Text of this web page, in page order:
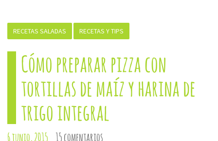
RECETAS SALADAS RECETAS Y TIPS
Cómo preparar pizza con
tortillas de maíz y harina de
trigo integral
6 junio, 2015 15 comentarios